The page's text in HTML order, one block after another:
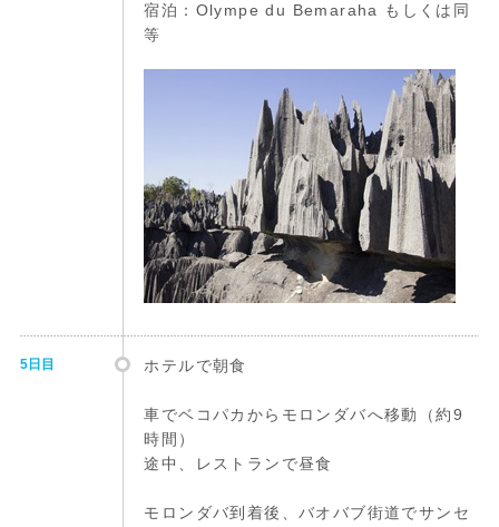
宿泊：Olympe du Bemaraha もしくは同
等
5日目 ホテルで朝食
車でベコパカからモロンダバへ移動（約9
時間）
途中、レストランで昼食
モロンダバ到着後、バオバブ街道でサンセ